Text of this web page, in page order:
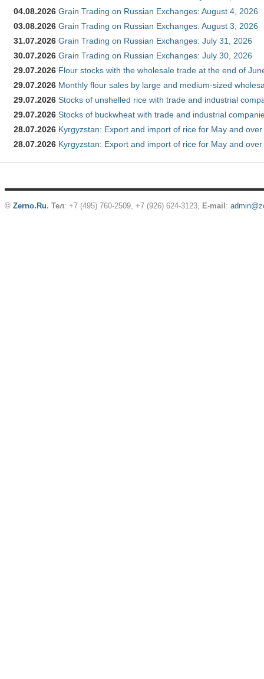
04.08.2026 Grain Trading on Russian Exchanges: August 4, 2026
03.08.2026 Grain Trading on Russian Exchanges: August 3, 2026
31.07.2026 Grain Trading on Russian Exchanges: July 31, 2026
30.07.2026 Grain Trading on Russian Exchanges: July 30, 2026
29.07.2026 Flour stocks with the wholesale trade at the end of
29.07.2026 Monthly flour sales by large and medium-sized
29.07.2026 Stocks of unshelled rice with trade and industrial
29.07.2026 Stocks of buckwheat with trade and industrial
28.07.2026 Kyrgyzstan: Export and import of rice for May and
28.07.2026 Kyrgyzstan: Export and import of rice for May and
© Zerno.Ru. Тел: +7 (495) 760-2509, +7 (926) 624-3123, E-mail :